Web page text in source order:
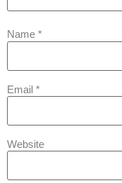
Name *
Email *
Website